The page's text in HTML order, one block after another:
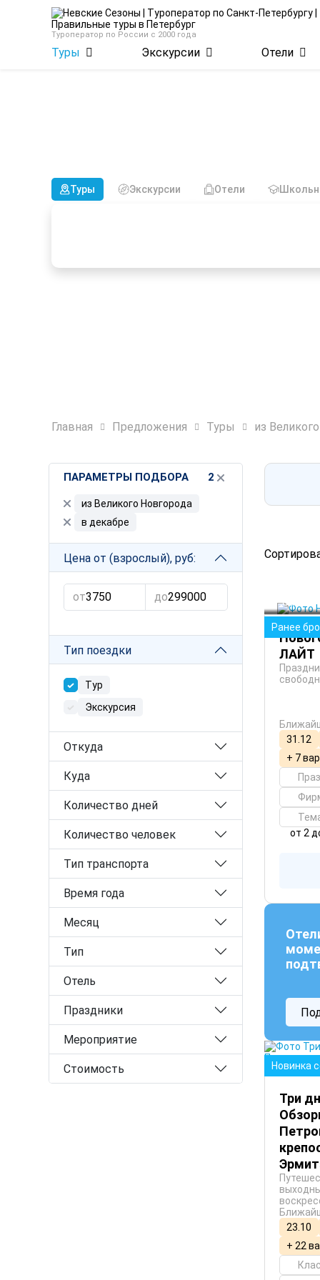
Туроператор по России с 2000 года
Туры Экскурсии Отели
Туры Экскурсии Отели
Главная Предложения Туры из
ПАРАМЕТРЫ ПОДБОРА 2
из Великого Новгорода
в декабре
Цена от (взрослый), руб:
от до
Тип поездки
Тур
Экскурсия
Откуда
Куда
Количество дней
Количество человек
Тип транспорта
Время года
Месяц
Тип
Отель
Праздники
Мероприятие
Стоимость
Санкт-
Ранее
ЛАЙТ
31.12
+ 7
от 2
Санкт-
Новинка
Три
23.10
+ 22